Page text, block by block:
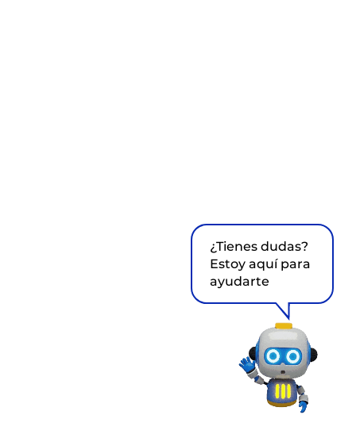
¿Tienes dudas?
Estoy aquí para
ayudarte